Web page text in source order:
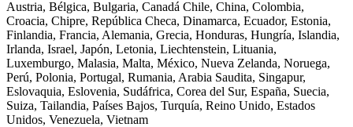
Austria, Bélgica, Bulgaria, Canadá Chile, China, Colombia,
Croacia, Chipre, República Checa, Dinamarca, Ecuador, Estonia,
Finlandia, Francia, Alemania, Grecia, Honduras, Hungría, Islandia,
Irlanda, Israel, Japón, Letonia, Liechtenstein, Lituania,
Luxemburgo, Malasia, Malta, México, Nueva Zelanda, Noruega,
Perú, Polonia, Portugal, Rumania, Arabia Saudita, Singapur,
Eslovaquia, Eslovenia, Sudáfrica, Corea del Sur, España, Suecia,
Suiza, Tailandia, Países Bajos, Turquía, Reino Unido, Estados
Unidos, Venezuela, Vietnam